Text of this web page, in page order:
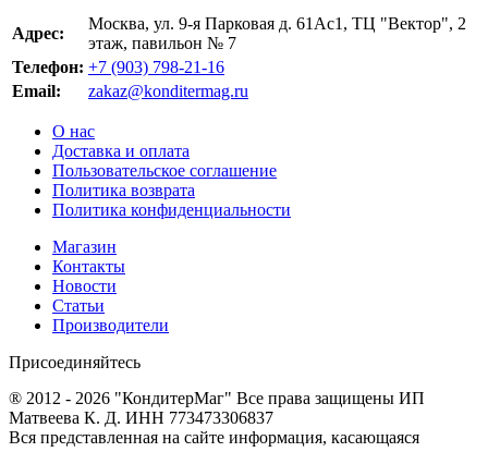
Адрес:
Москва, ул. 9-я Парковая д. 61Ас1, ТЦ "Вектор", 2
этаж, павильон № 7
Телефон: +7 (903) 798-21-16
Email:
zakaz@konditermag.ru
О нас
Доставка и оплата
Пользовательское соглашение
Политика возврата
Политика конфиденциальности
Магазин
Контакты
Новости
Статьи
Производители
Присоединяйтесь
® 2012 - 2026 "КондитерМаг" Все права защищены ИП
Матвеева К. Д. ИНН 773473306837
Вся представленная на сайте информация, касающаяся